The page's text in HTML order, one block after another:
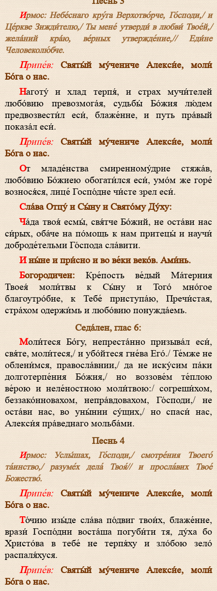
Ирмос: Небе́снаго кру́га Верхотво́рче, Го́споди,/ и
Це́ркве Зижди́телю,/ Ты мене́ утверди́ в любви́ Твое́й,/
желáний крáю, ве́рных утвержде́ние,// Еди́не
Человеколю́бче.
Припе́в:
Святы́й му́чениче Алекси́е, моли́
Бо́га о нас.
Наготу́ и хлад терпя́, и страх мучи́телей
любо́вию превозмога́я, судьбы́ Бо́жия лю́дем
предвозвести́л еси́, блаже́нне, и путь пра́вый
показа́л еси́.
Припе́в:
Святы́й му́чениче Алекси́е, моли́
Бо́га о нас.
От младе́нства смиренному́дрие стяжа́в,
любо́вию Бо́жиею обогати́лся еси́, умо́м же горе́
вознося́ся, лице́ Госпо́дне чи́сте зрел еси́.
Сла́ва Отцу́ и Сы́ну и Свято́му Ду́ху:
Ча́да твоя́ есмы́, свя́тче Бо́жий, не оста́ви нас
си́рых, оба́че на по́мощь к нам притецы́ и научи́
доброде́тельми Го́спода сла́вити.
И ны́не и при́сно и во ве́ки веко́в. Ами́нь.
Богородичен: Кре́пость ве́дый Ма́терния
Твоея́ моли́твы к Сы́ну и Того́ мно́гое
благоутро́бие, к Тебе́ приступа́ю, Пречи́стая,
стра́хом одержи́мь и любо́вию понужда́емь.
Седа́лен, глас 6:
Моли́теся Бо́гу, непреста́нно призыва́л еси́,
свя́те, моли́теся,/ и убо́йтеся гне́ва Его́./ Те́мже не
облени́мся, правосла́внии,/ да не иску́сим па́ки
долготерпе́ния Бо́жия,/ но воззове́м те́плою
ве́рою и неле́ностною моли́твою:/ согреши́хом,
беззако́нновахом, непра́вдовахом, Го́споди,/ не
оста́ви нас, во уны́нии су́щих,/ но спаси́ нас,
Алекси́я пра́веднаго мольба́ми.
Песнь 4
Ирмос: Услы́шах, Го́споди,/ смотре́ния Твоего́
та́инство,/ разуме́х дела́ Твоя́// и просла́вих Твое́
Божество́.
Припе́в:
Святы́й му́чениче Алекси́е, моли́
Бо́га о нас.
То́чию изы́де сла́ва по́двиг твои́х, блаже́нне,
врази́ Госпо́дни воста́ша погуби́ти тя, ду́ха бо
Христо́ва в тебе́ не терпя́ху и зло́бою зело́
распаля́хуся.
Припе́в:
Святы́й му́чениче Алекси́е, моли́
Бо́га о нас.